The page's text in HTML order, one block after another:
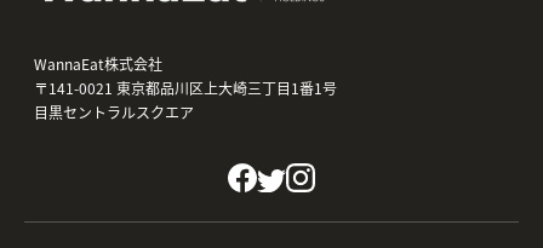
WannaEat株式会社
〒141-0021 東京都品川区上大崎三丁目1番1号
目黒セントラルスクエア